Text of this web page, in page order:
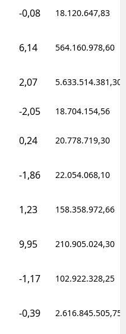
-0,08 18.120.647,83
6,14 564.160.978,60
2,07 5.633.514.381,30
-2,05 18.704.154,56
0,24 20.778.719,30
-1,86 22.054.068,10
1,23 158.358.972,66
9,95 210.905.024,30
-1,17 102.922.328,25
-0,39 2.616.845.505,75